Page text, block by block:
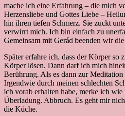
mache ich eine Erfahrung – die mich
Herzensliebe und Gottes Liebe –
hin ihren tiefen Schmerz. Sie zuckt
verwirrt mich. Ich bin einfach zu
Gemeinsam mit Gerád beenden wir
Später erfahre ich, dass der Körper so
Körper lösen. Dann darf ich mich
Berührung. Als es dann zur
Irgendwie durch meinen schlechten
ich vorab erhalten habe, merke ich
Überladung. Abbruch. Es geht mir
die Küche.